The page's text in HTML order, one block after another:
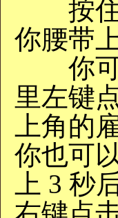
按住
你腰带
你可
里左键
上角的
你也可
上 3 秒